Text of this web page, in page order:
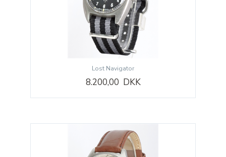
Lost Navigator
8.200,00 DKK